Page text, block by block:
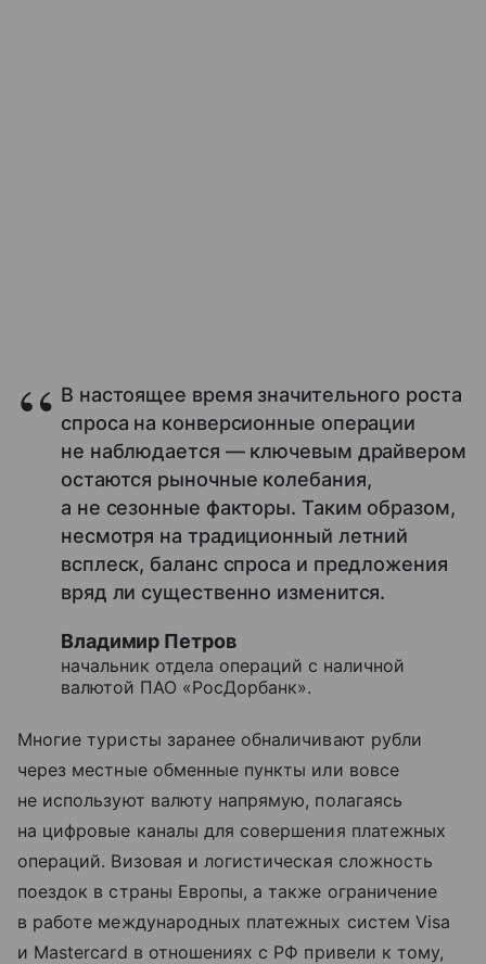
В настоящее время значительного роста
спроса на конверсионные операции
не наблюдается — ключевым драйвером
остаются рыночные колебания,
а не сезонные факторы. Таким образом,
несмотря на традиционный летний
всплеск, баланс спроса и предложения
вряд ли существенно изменится.
Владимир Петров
начальник отдела операций с наличной
валютой ПАО «РосДорбанк».
Многие туристы заранее обналичивают рубли
через местные обменные пункты или вовсе
не используют валюту напрямую, полагаясь
на цифровые каналы для совершения платежных
операций. Визовая и логистическая сложность
поездок в страны Европы, а также ограничение
в работе международных платежных систем Visa
и Mastercard в отношениях с РФ привели к тому,